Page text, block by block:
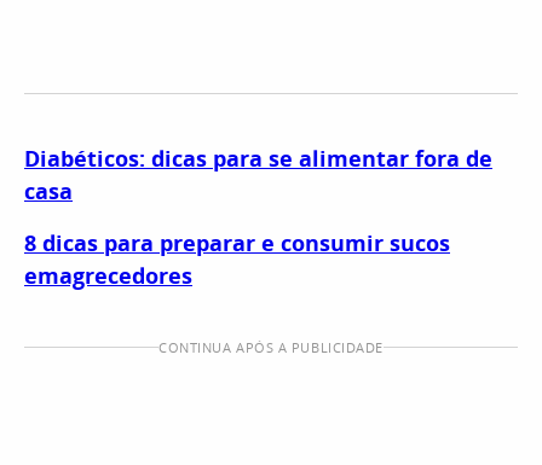
Diabéticos: dicas para se alimentar fora de
casa
8 dicas para preparar e consumir sucos
emagrecedores
CONTINUA APÓS A PUBLICIDADE